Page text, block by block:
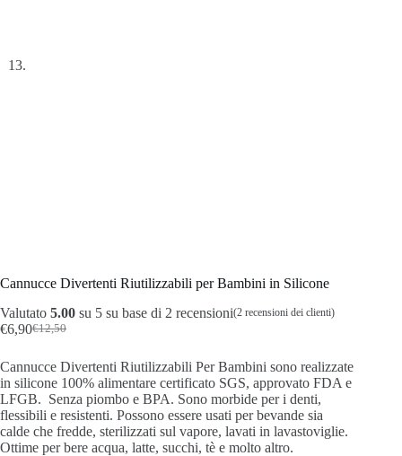
Cannucce Divertenti Riutilizzabili per Bambini in Silicone
Valutato 5.00 su 5 su base di 2 recensioni(2 recensioni dei clienti)
€12,50
Il
originale
era:
€12,50.
€6,90Il
attuale
è:
€6,90.
Cannucce Divertenti Riutilizzabili Per Bambini sono realizzate
in silicone 100% alimentare certificato SGS, approvato FDA e
LFGB. Senza piombo e BPA. Sono morbide per i denti,
flessibili e resistenti. Possono essere usati per bevande sia
calde che fredde, sterilizzati sul vapore, lavati in lavastoviglie.
Ottime per bere acqua, latte, succhi, tè e molto altro.